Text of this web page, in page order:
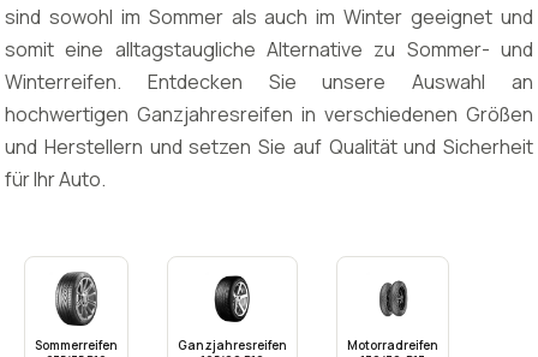
sind sowohl im Sommer als auch im Winter geeignet und
somit eine alltagstaugliche Alternative zu Sommer- und
Winterreifen. Entdecken Sie unsere Auswahl an
hochwertigen Ganzjahresreifen in verschiedenen Größen
und Herstellern und setzen Sie auf Qualität und Sicherheit
für Ihr Auto.
Sommerreifen
Ganzjahresreifen
Motorradreifen